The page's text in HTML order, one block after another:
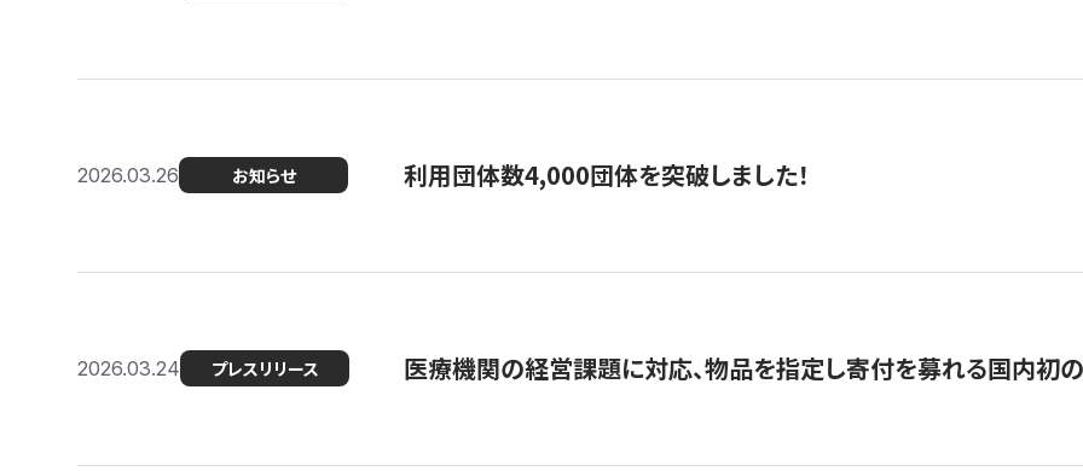
2026.03.26 お知らせ 利用団体数4,000団体を突破しました！
2026.03.24 プレスリリース 医療機関の経営課題に対応、物品を指定し寄付を募れる国内初の